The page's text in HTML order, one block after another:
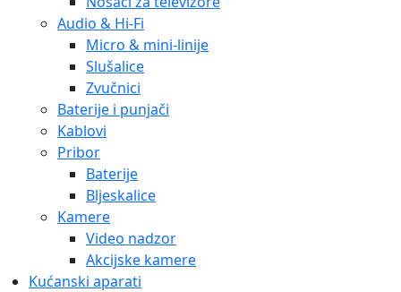
Audio & Hi-Fi
Micro & mini-linije
Slušalice
Zvučnici
Baterije i punjači
Kablovi
Pribor
Baterije
Bljeskalice
Kamere
Video nadzor
Akcijske kamere
Kućanski aparati